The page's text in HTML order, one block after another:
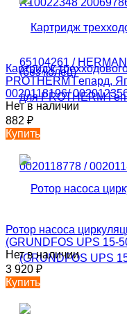
Картридж
PROTHERM Гепард,
0020118196/
Нет в наличии
882 ₽
Купить
Ротор насоса
(GRUNDFOS UPS 15-
Нет в наличии
3 920 ₽
Купить